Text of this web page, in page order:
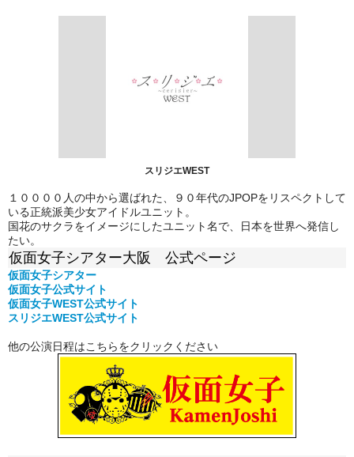
スリジエWEST
１００００人の中から選ばれた、９０年代のJPOPをリスペクトして
いる正統派美少女アイドルユニット。
国花のサクラをイメージにしたユニット名で、日本を世界へ発信し
たい。
仮面女子シアター大阪 公式ページ
仮面女子シアター
仮面女子公式サイト
仮面女子WEST公式サイト
スリジエWEST公式サイト
他の公演日程はこちらをクリックください